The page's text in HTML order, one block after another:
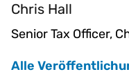
Chris Hall
Senior Tax Officer,
Alle